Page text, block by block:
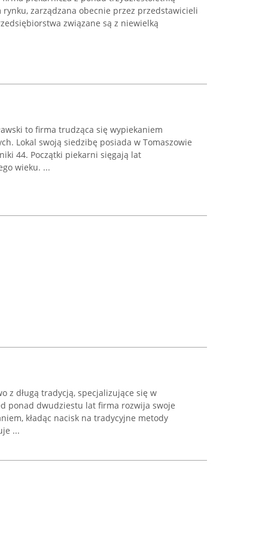
zarządzana obecnie przez przedstawicieli
związane są z niewielką
to firma trudząca się wypiekaniem
Lokal swoją siedzibę posiada w Tomaszowie
44. Początki piekarni sięgają lat
wieku. ...
z długą tradycją, specjalizujące się w
ponad dwudziestu lat firma rozwija swoje
kładąc nacisk na tradycyjne metody
...